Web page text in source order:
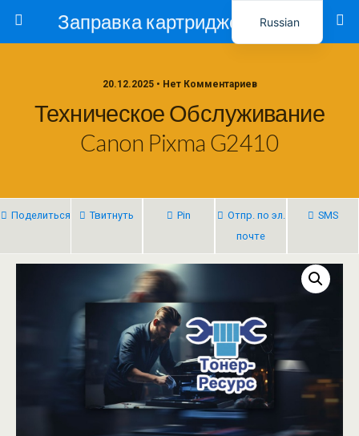
Заправка картриджей в Ташкенте – Тонер-Ресурс
20.12.2025 • Нет Комментариев
Техническое Обслуживание
Canon Pixma G2410
Поделиться Твитнуть Pin
Отпр. по эл.
почте
SMS
Russian
Uzbek